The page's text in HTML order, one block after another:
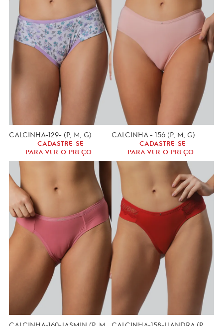
CALCINHA-129- (P, M, G)
CADASTRE-SE
PARA VER O PREÇO
CALCINHA - 156 (P, M, G)
CADASTRE-SE
PARA VER O PREÇO